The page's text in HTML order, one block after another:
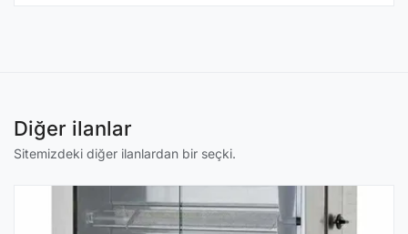
Diğer ilanlar
Sitemizdeki diğer ilanlardan bir seçki.